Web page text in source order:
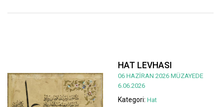
HAT LEVHASI
06 HAZİRAN 2026 MÜZAYEDE
6.06.2026
Kategori: Hat